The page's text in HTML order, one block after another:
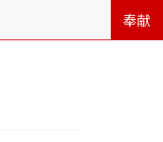
奉献